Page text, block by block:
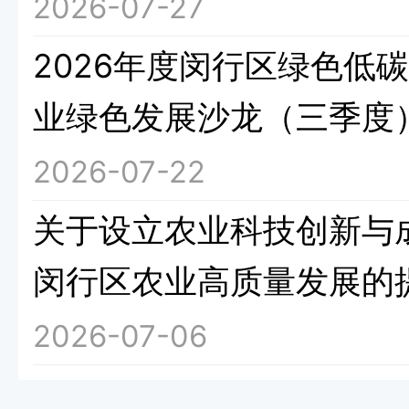
2026-07-27
2026年度闵行区绿色低
业绿色发展沙龙（三季度
2026-07-22
关于设立农业科技创新
闵行区农业高质量发展的
2026-07-06